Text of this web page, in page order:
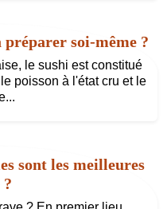
préparer soi-même ?
le sushi est constitué
poisson à l'état cru et le
sont les meilleures